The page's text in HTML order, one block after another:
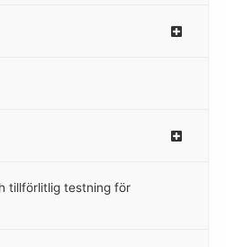
tillförlitlig testning för